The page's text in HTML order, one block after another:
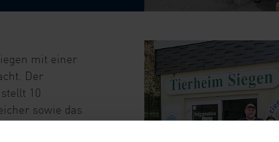
mit einer
Der
10
sowie das